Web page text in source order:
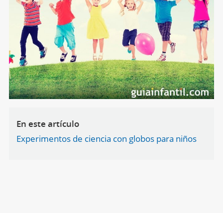
En este artículo
Experimentos de ciencia con globos para niños